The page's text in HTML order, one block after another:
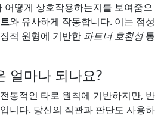
어떻게 상호작용하는지를 보여줌으
와 유사하게 작동합니다. 이는 점성
적 원형에 기반한 파트너 호환성통
얼마나 되나요?
통적인 타로 원칙에 기반하지만, 반
니다. 당신의 직관과 판단도 사용하